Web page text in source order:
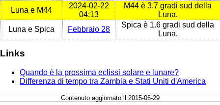
Luna e M44
2024-02-22
04:13
M44 è 3.7 gradi sud della
Luna.
Luna e Spica
Febbraio 28
Spica è 1.6 gradi sud della
Luna.
Links
Quando è la prossima eclissi solare e lunare?
Differenza di tempo tra Zambia e Stati Uniti d'America
Contenuto aggiornato il 2015-06-29